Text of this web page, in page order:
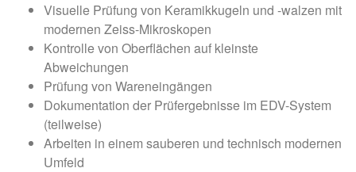
Visuelle Prüfung von Keramikkugeln und -walzen mit
modernen Zeiss-Mikroskopen
Kontrolle von Oberflächen auf kleinste
Abweichungen
Prüfung von Wareneingängen
Dokumentation der Prüfergebnisse im EDV-System
(teilweise)
Arbeiten in einem sauberen und technisch modernen
Umfeld